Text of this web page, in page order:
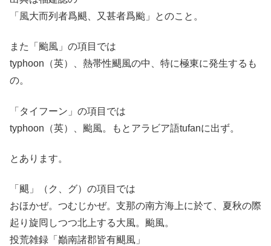
「風大而列者爲颶、又甚者爲颱」とのこと。
また「颱風」の項目では
typhoon（英）、熱帯性颶風の中、特に極東に発生するも
の。
「タイフーン」の項目では
typhoon（英）、颱風。もとアラビア語tufanに出ず。
とあります。
「颶」（ク、グ）の項目では
おほかぜ。つむじかぜ。支那の南方海上に於て、夏秋の際
起り旋囘しつつ北上する大風。颱風。
投荒雑録「巓南諸郡皆有颶風」